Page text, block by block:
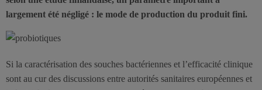
largement été négligé : le mode de production du produit fini.
Si la caractérisation des souches bactériennes et l’efficacité clinique
sont au cur des discussions entre autorités sanitaires européennes et